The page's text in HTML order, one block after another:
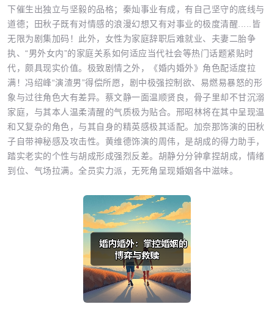
下催生出独立与坚毅的品格；秦灿事业有成，有自己坚守的底线与
道德；田秋子既有对情感的浪漫幻想又有对事业的极度清醒.....皆
无限为剧集加码！此外，女性为家庭辞职后难就业、夫妻二胎争
执、“男外女内”的家庭关系如何适应当代社会等热门话题紧贴时
代，颇具现实价值。极致剧情之外，《婚内婚外》角色配适度拉
满！冯绍峰“演渣男”得偿所愿，剧中极强控制欲、易燃易暴怒的形
象与过往角色大有差异。蔡文静一面温顺贤良，骨子里却不甘沉溺
家庭，与其本人温柔清醒的气质极为贴合。邢昭林将在其中呈现温
和又复杂的角色，与其自身的精英感极其适配。加奈那饰演的田秋
子自带神秘感及攻击性。黄维德饰演的周伟，是胡成的得力助手，
踏实老实的个性与胡成形成强烈反差。胡静分分钟拿捏胡成，情绪
到位、气场拉满。全员实力派，无死角呈现婚姻各中滋味。